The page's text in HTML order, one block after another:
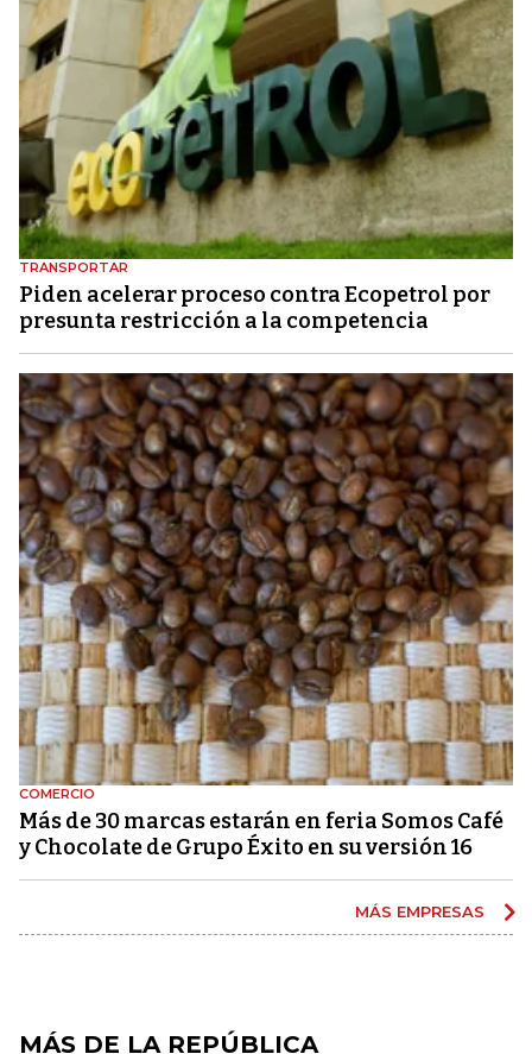
TRANSPORTAR
Piden acelerar proceso contra Ecopetrol por
presunta restricción a la competencia
COMERCIO
Más de 30 marcas estarán en feria Somos Café
y Chocolate de Grupo Éxito en su versión 16
MÁS EMPRESAS
MÁS DE LA REPÚBLICA